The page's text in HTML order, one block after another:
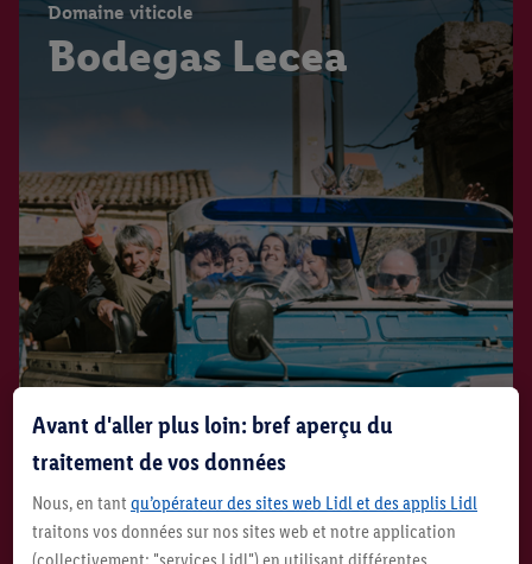
Domaine viticole
Bodegas Lecea
Avant d'aller plus loin: bref aperçu du
traitement de vos données
Nous, en tant qu’opérateur des sites web Lidl et des applis Lidl
traitons vos données sur nos sites web et notre application
(collectivement: "services Lidl") en utilisant différentes